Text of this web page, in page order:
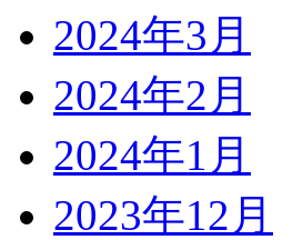
2024年3月
2024年2月
2024年1月
2023年12月